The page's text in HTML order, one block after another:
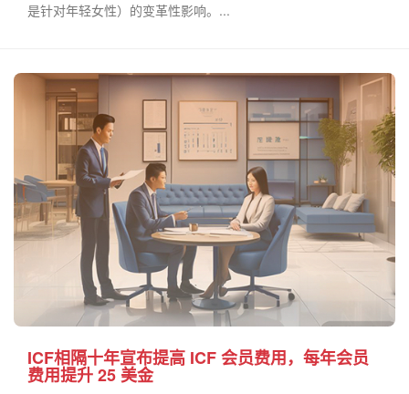
是针对年轻女性）的变革性影响。...
ICF相隔十年宣布提高 ICF 会员费用，每年会员
费用提升 25 美金